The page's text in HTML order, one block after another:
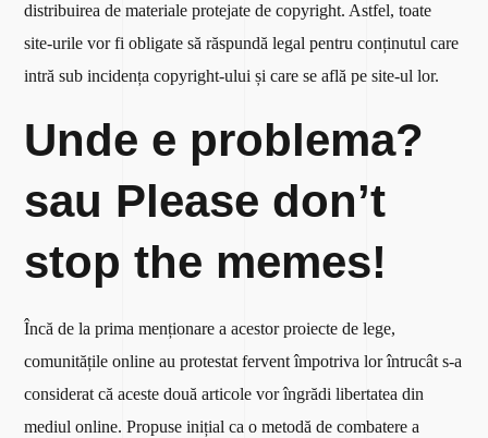
distribuirea de materiale protejate de copyright. Astfel, toate
site-urile vor fi obligate să răspundă legal pentru conținutul care
intră sub incidența copyright-ului și care se află pe site-ul lor.
Unde e problema?
sau Please don’t
stop the memes!
Încă de la prima menționare a acestor proiecte de lege,
comunitățile online au protestat fervent împotriva lor întrucât s-a
considerat că aceste două articole vor îngrădi libertatea din
mediul online. Propuse inițial ca o metodă de combatere a